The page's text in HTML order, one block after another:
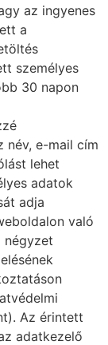
az ingyenes
a
személyes
30 napon
név, e-mail cím
lehet
adatok
adja
való
négyzet
Az érintett
adatkezelő